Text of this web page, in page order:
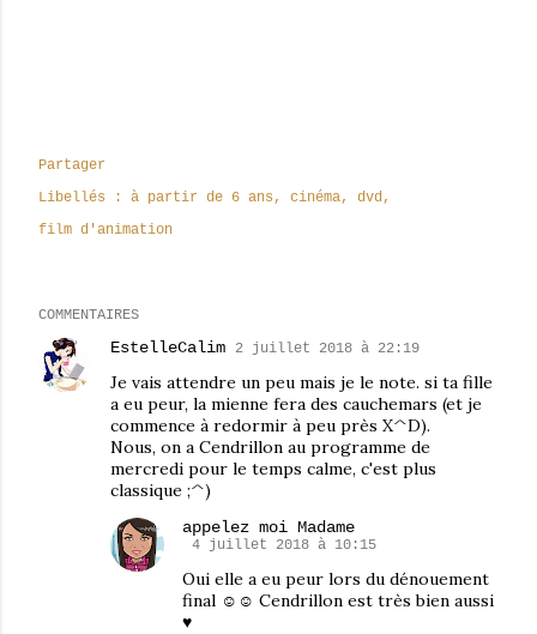
Partager
Libellés :
à partir de 6 ans cinéma
dvd
film d'animation
COMMENTAIRES
EstelleCalim 2 juillet 2018 à 22:19
Je vais attendre un peu mais je le note. si ta fille
a eu peur, la mienne fera des cauchemars (et je
commence à redormir à peu près X^D).
Nous, on a Cendrillon au programme de
mercredi pour le temps calme, c'est plus
classique ;^)
appelez moi Madame
4 juillet 2018 à 10:15
Oui elle a eu peur lors du dénouement
final ☺☺ Cendrillon est très bien aussi
♥